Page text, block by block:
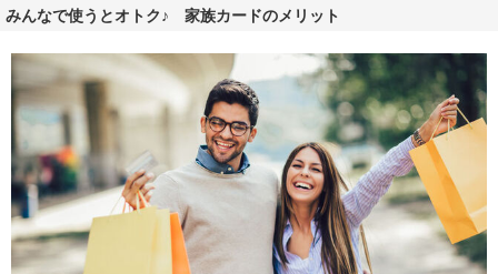
みんなで使うとオトク♪ 家族カードのメリット